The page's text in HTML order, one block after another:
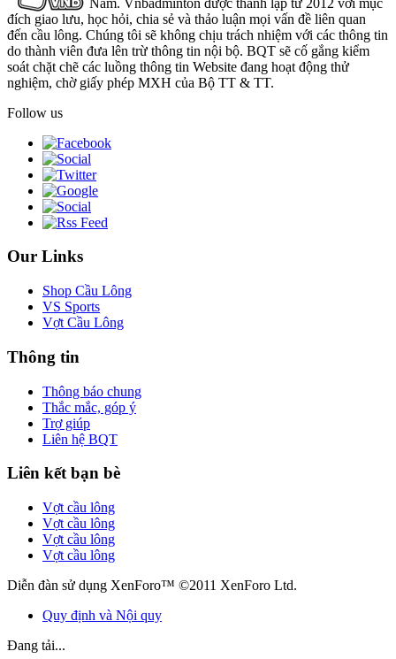
đích giao lưu, học hỏi, chia sẻ và thảo luận mọi vấn đề liên quan
đến cầu lông. Chúng tôi sẽ không chịu trách nhiệm với các thông tin
do thành viên đưa lên trừ thông tin nội bộ. BQT sẽ cố gắng kiểm
soát chặt chẽ các luồng thông tin Website đang hoạt động thử
nghiệm, chờ giấy phép MXH của Bộ TT & TT.
Follow us
Our Links
Shop Cầu Lông
VS Sports
Vợt Cầu Lông
Thông tin
Thông báo chung
Thắc mắc, góp ý
Trợ giúp
Liên hệ BQT
Liên kết bạn bè
Vợt cầu lông
Vợt cầu lông
Vợt cầu lông
Vợt cầu lông
Diễn đàn sử dụng XenForo™ ©2011 XenForo Ltd.
Quy định và Nội quy
Đang tải...